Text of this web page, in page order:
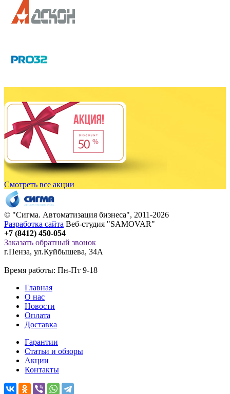
Смотреть все акции
© "Сигма. Автоматизация бизнеса", 2011-2026
Разработка сайта Веб-студия "SAMOVAR"
+7 (8412) 450-054
Заказать обратный звонок
г.Пенза, ул.Куйбышева, 34А
Время работы: Пн-Пт 9-18
Главная
О нас
Новости
Оплата
Доставка
Гарантии
Статьи и обзоры
Акции
Контакты